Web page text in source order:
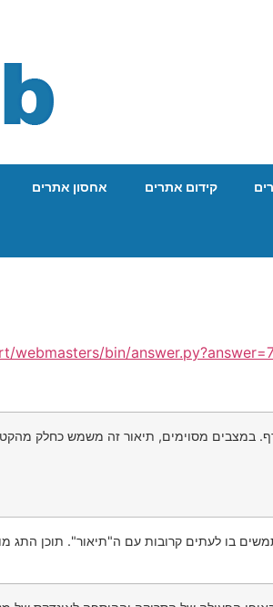
קידום אתרים אחסון אתרים
webmasters/bin/
במצבים מסוימים, תיאור זה משמש כחלק
בו לעתים קרובות עם ה"תיאור". תוכן התג